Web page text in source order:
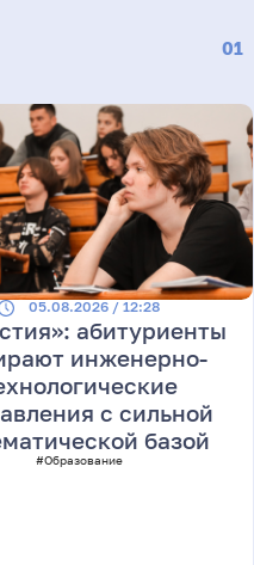
01
05.08.2026 / 12:28
абитуриенты
инженерно-
с сильной
базой
#Образование